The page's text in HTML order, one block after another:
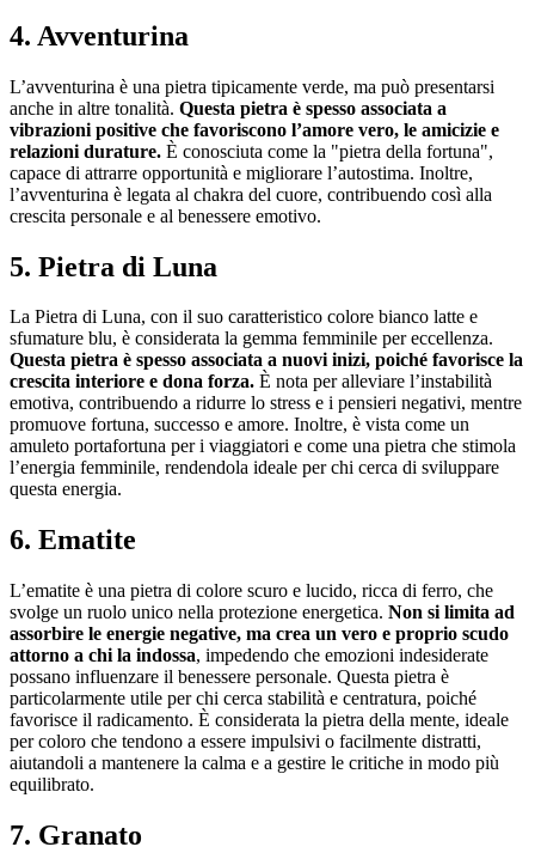
4. Avventurina
L’avventurina è una pietra tipicamente verde, ma può presentarsi
anche in altre tonalità. Questa pietra è spesso associata a
vibrazioni positive che favoriscono l’amore vero, le amicizie e
relazioni durature. È conosciuta come la "pietra della fortuna",
capace di attrarre opportunità e migliorare l’autostima. Inoltre,
l’avventurina è legata al chakra del cuore, contribuendo così alla
crescita personale e al benessere emotivo.
5. Pietra di Luna
La Pietra di Luna, con il suo caratteristico colore bianco latte e
sfumature blu, è considerata la gemma femminile per eccellenza.
Questa pietra è spesso associata a nuovi inizi, poiché favorisce la
crescita interiore e dona forza. È nota per alleviare l’instabilità
emotiva, contribuendo a ridurre lo stress e i pensieri negativi, mentre
promuove fortuna, successo e amore. Inoltre, è vista come un
amuleto portafortuna per i viaggiatori e come una pietra che stimola
l’energia femminile, rendendola ideale per chi cerca di sviluppare
questa energia.
6. Ematite
L’ematite è una pietra di colore scuro e lucido, ricca di ferro, che
svolge un ruolo unico nella protezione energetica. Non si limita ad
assorbire le energie negative, ma crea un vero e proprio scudo
attorno a chi la indossa, impedendo che emozioni indesiderate
possano influenzare il benessere personale. Questa pietra è
particolarmente utile per chi cerca stabilità e centratura, poiché
favorisce il radicamento. È considerata la pietra della mente, ideale
per coloro che tendono a essere impulsivi o facilmente distratti,
aiutandoli a mantenere la calma e a gestire le critiche in modo più
equilibrato.
7. Granato